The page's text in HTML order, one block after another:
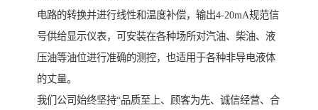
电路的转换并进行线性和温度补偿，输出4-20mA规范信
号供给显示仪表，可安装在各种场所对汽油、柴油、液
压油等油位进行准确的测控，也适用于各种非导电液体
的丈量。
我们公司始终坚持“品质至上、顾客为先、诚信经营、合